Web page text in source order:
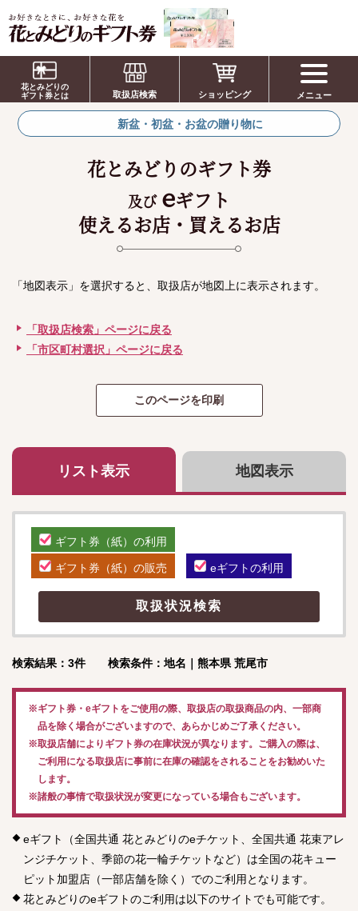
お祝い、お盆、新盆、お彼岸、喪中、お供
え、見舞い、返事、供花、線香贈答におすす
めのギフト
花とみどりの
ギフト券とは
取扱店検索 ショッピング メニュー
新盆・初盆・お盆の贈り物に
花とみどりのギフト券
及び eギフト
使えるお店・買えるお店
「地図表示」を選択すると、取扱店が地図上に表示されます。
「取扱店検索」ページに戻る
「市区町村選択」ページに戻る
リスト表示 地図表示
ギフト券（紙）の利用
ギフト券（紙）の販売 eギフトの利用
検索結果：3件 検索条件：地名｜熊本県 荒尾市
※ギフト券・eギフトをご使用の際、取扱店の取扱商品の内、一部商
品を除く場合がございますので、あらかじめご了承ください。
※取扱店舗によりギフト券の在庫状況が異なります。ご購入の際は、
ご利用になる取扱店に事前に在庫の確認をされることをお勧めいた
します。
※諸般の事情で取扱状況が変更になっている場合もございます。
eギフト（全国共通 花とみどりのeチケット、全国共通 花束アレ
ンジチケット、季節の花一輪チケットなど）は全国の花キュー
ピット加盟店（一部店舗を除く）でのご利用となります。
花とみどりのeギフトのご利用は以下のサイトでも可能です。